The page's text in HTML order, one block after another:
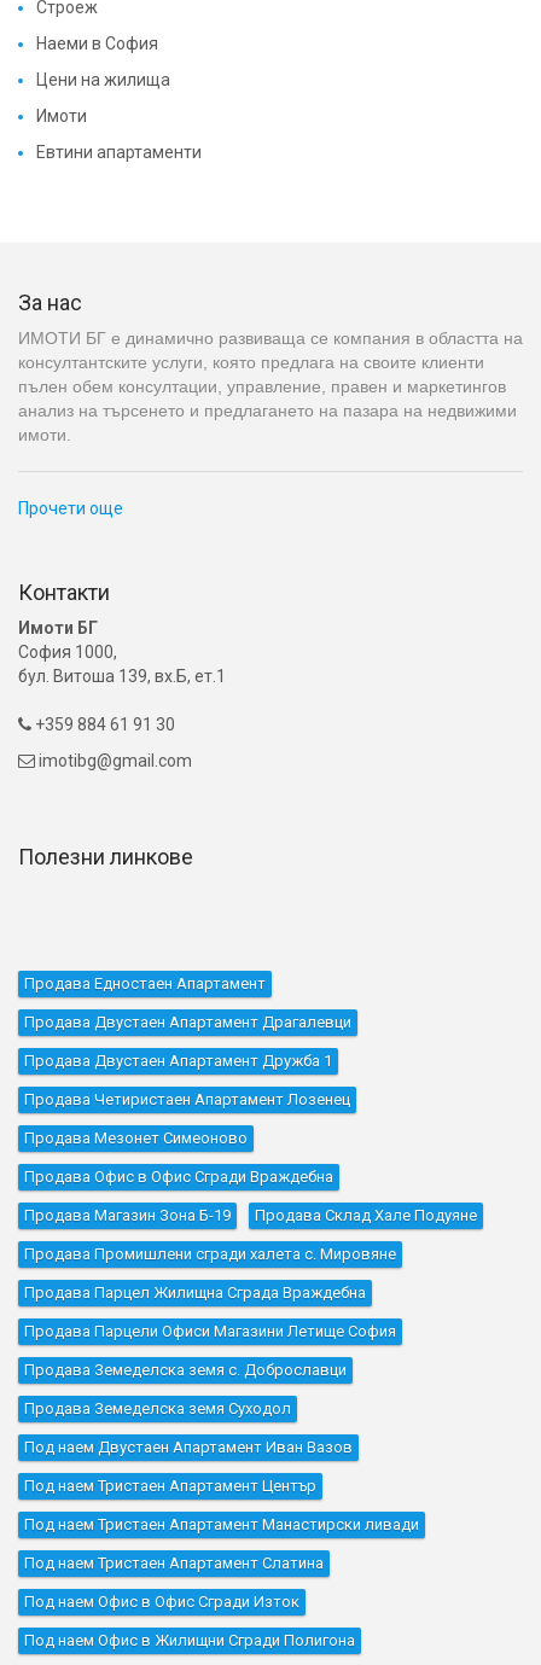
Строеж
Наеми в София
Цени на жилища
Имоти
Евтини апартаменти
За нас
ИМОТИ БГ е динамично развиваща се компания в областта на
консултантските услуги, която предлага на своите клиенти
пълен обем консултации, управление, правен и маркетингов
анализ на търсенето и предлагането на пазара на недвижими
имоти.
Прочети още
Контакти
Имоти БГ
София 1000,
бул. Витоша 139, вх.Б, ет.1
 +359 884 61 91 30
 imotibg@gmail.com
Полезни линкове
Продава Едностаен Апартамент
Продава Двустаен Апартамент Драгалевци
Продава Двустаен Апартамент Дружба 1
Продава Четиристаен Апартамент Лозенец
Продава Мезонет Симеоново
Продава Офис в Офис Сгради Враждебна
Продава Магазин Зона Б-19 Продава Склад Хале Подуяне
Продава Промишлени сгради халета с. Мировяне
Продава Парцел Жилищна Сграда Враждебна
Продава Парцели Офиси Магазини Летище София
Продава Земеделска земя с. Доброславци
Продава Земеделска земя Суходол
Под наем Двустаен Апартамент Иван Вазов
Под наем Тристаен Апартамент Център
Под наем Тристаен Апартамент Манастирски ливади
Под наем Тристаен Апартамент Слатина
Под наем Офис в Офис Сгради Изток
Под наем Офис в Жилищни Сгради Полигона